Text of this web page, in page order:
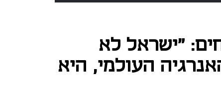
"ישראל לא
העולמי, היא